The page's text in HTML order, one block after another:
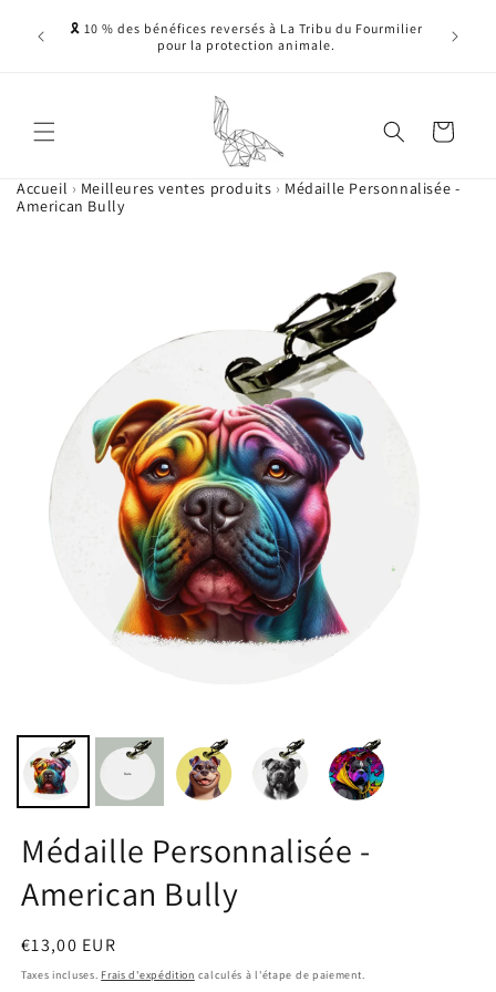
Ignorer et passer
au contenu
-
🎗️ 10 % des bénéfices reversés à La Tribu du Fourmilier
pour la protection animale.
Panier
Accueil › Meilleures ventes produits › Médaille Personnalisée -
American Bully
Médaille Personnalisée -
American Bully
Prix
habituel
€13,00 EUR
Taxes incluses. Frais d'expédition calculés à l'étape de paiement.